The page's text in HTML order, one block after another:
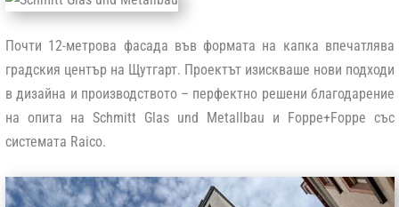
Почти 12-метрова фасада във формата на капка впечатлява
градския център на Щутгарт. Проектът изискваше нови подходи
в дизайна и производството – перфектно решени благодарение
на опита на Schmitt Glas und Metallbau и Foppe+Foppe със
системата Raico.